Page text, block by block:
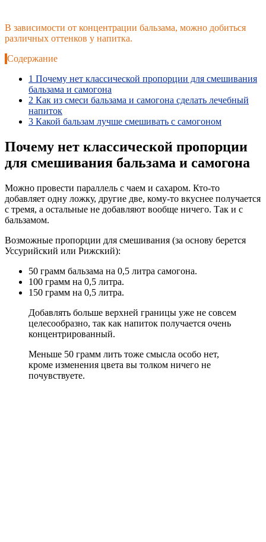
В зависимости от концентрации бальзама, можно добиться
различных оттенков у напитка.
Содержание
1 Почему нет классической пропорции для смешивания
бальзама и самогона
2 Как из смеси бальзама и самогона сделать лечебный
напиток
3 Какой бальзам лучше смешивать с самогоном
Почему нет классической пропорции
для смешивания бальзама и самогона
Можно провести параллель с чаем и сахаром. Кто-то
добавляет одну ложку, другие две, кому-то вкуснее получается
с тремя, а остальные не добавляют вообще ничего. Так и с
бальзамом.
Возможные пропорции для смешивания (за основу берется
Уссурийский или Рижский):
50 грамм бальзама на 0,5 литра самогона.
100 грамм на 0,5 литра.
150 грамм на 0,5 литра.
Добавлять больше верхней границы уже не совсем
целесообразно, так как напиток получается очень
концентрированный.
Меньше 50 грамм лить тоже смысла особо нет,
кроме изменения цвета вы толком ничего не
почувствуете.